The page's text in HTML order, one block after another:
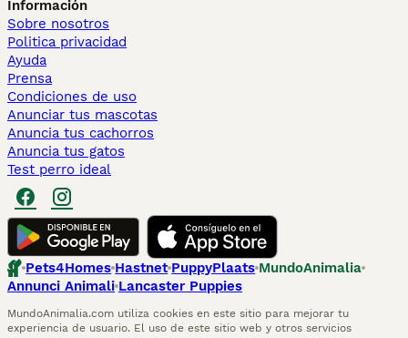
Información
Sobre nosotros
Politica privacidad
Ayuda
Prensa
Condiciones de uso
Anunciar tus mascotas
Anuncia tus cachorros
Anuncia tus gatos
Test perro ideal
Pets4Homes Hastnet PuppyPlaats MundoAnimalia
Annunci Animali Lancaster Puppies
MundoAnimalia.com utiliza cookies en este sitio para mejorar tu
experiencia de usuario. El uso de este sitio web y otros servicios